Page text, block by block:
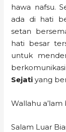
hawa nafsu.
ada di hati
setan
hati besar
untuk
Sejati yang
Wallahu a’lam
Salam Luar